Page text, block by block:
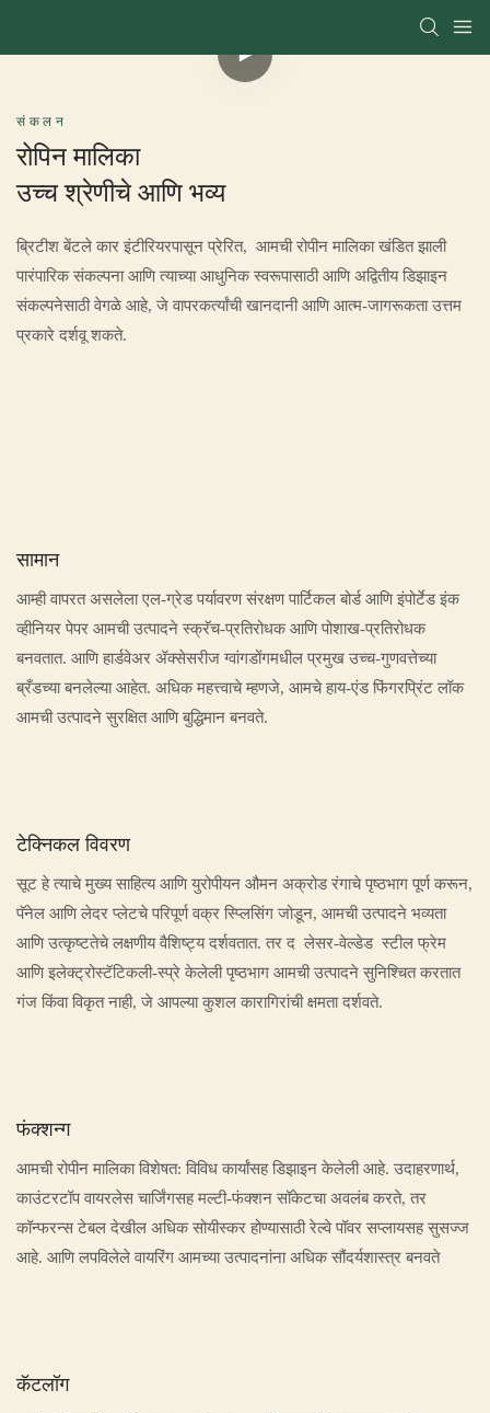
संकलन
रोपिन मालिका
उच्च श्रेणीचे आणि भव्य
ब्रिटीश बेंटले कार इंटीरियरपासून प्रेरित, आमची रोपीन मालिका खंडित झाली
पारंपारिक संकल्पना आणि त्याच्या आधुनिक स्वरूपासाठी आणि अद्वितीय डिझाइन
संकल्पनेसाठी वेगळे आहे, जे वापरकर्त्यांची खानदानी आणि आत्म-जागरूकता उत्तम
प्रकारे दर्शवू शकते.
सामान
आम्ही वापरत असलेला एल-ग्रेड पर्यावरण संरक्षण पार्टिकल बोर्ड आणि इंपोर्टेड इंक
व्हीनियर पेपर आमची उत्पादने स्क्रॅच-प्रतिरोधक आणि पोशाख-प्रतिरोधक
बनवतात. आणि हार्डवेअर ॲक्सेसरीज ग्वांगडोंगमधील प्रमुख उच्च-गुणवत्तेच्या
ब्रँडच्या बनलेल्या आहेत. अधिक महत्त्वाचे म्हणजे, आमचे हाय-एंड फिंगरप्रिंट लॉक
आमची उत्पादने सुरक्षित आणि बुद्धिमान बनवते.
टेक्निकल विवरण
सूट हे त्याचे मुख्य साहित्य आणि युरोपीयन औमन अक्रोड रंगाचे पृष्ठभाग पूर्ण करून,
पॅनेल आणि लेदर प्लेटचे परिपूर्ण वक्र स्प्लिसिंग जोडून, ​​आमची उत्पादने भव्यता
आणि उत्कृष्टतेचे लक्षणीय वैशिष्ट्य दर्शवतात. तर द लेसर-वेल्डेड स्टील फ्रेम
आणि इलेक्ट्रोस्टॅटिकली-स्प्रे केलेली पृष्ठभाग आमची उत्पादने सुनिश्चित करतात
गंज किंवा विकृत नाही, जे आपल्या कुशल कारागिरांची क्षमता दर्शवते.
फंक्शन्ग
आमची रोपीन मालिका विशेषत: विविध कार्यांसह डिझाइन केलेली आहे. उदाहरणार्थ,
काउंटरटॉप वायरलेस चार्जिंगसह मल्टी-फंक्शन सॉकेटचा अवलंब करते, तर
कॉन्फरन्स टेबल देखील अधिक सोयीस्कर होण्यासाठी रेल्वे पॉवर सप्लायसह सुसज्ज
आहे. आणि लपविलेले वायरिंग आमच्या उत्पादनांना अधिक सौंदर्यशास्त्र बनवते
कॅटलॉग